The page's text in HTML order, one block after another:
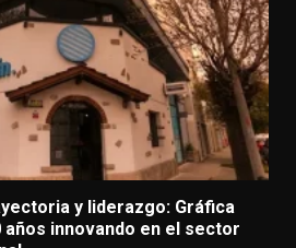
y liderazgo: Gráfica
años innovando en el sector